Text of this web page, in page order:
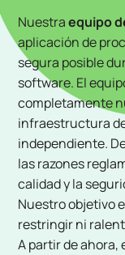
Nuestraequipo
aplicación de
segura posible
software. El
completamente
infraestructura
independiente.
las razones
calidad y la
Nuestro objetivo
restringir ni
A partir de